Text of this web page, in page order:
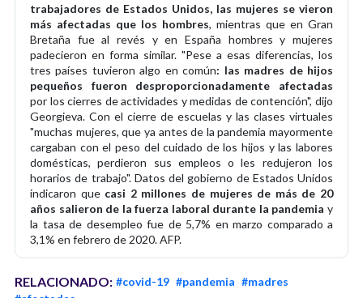
trabajadores de Estados Unidos, las mujeres se vieron
más afectadas que los hombres, mientras que en Gran
Bretaña fue al revés y en España hombres y mujeres
padecieron en forma similar. "Pese a esas diferencias, los
tres países tuvieron algo en común: las madres de hijos
pequeños fueron desproporcionadamente afectadas
por los cierres de actividades y medidas de contención", dijo
Georgieva. Con el cierre de escuelas y las clases virtuales
"muchas mujeres, que ya antes de la pandemia mayormente
cargaban con el peso del cuidado de los hijos y las labores
domésticas, perdieron sus empleos o les redujeron los
horarios de trabajo". Datos del gobierno de Estados Unidos
indicaron quecasi 2 millones de mujeres de más de 20
años salieron de la fuerza laboral durante la pandemia y
la tasa de desempleo fue de 5,7% en marzo comparado a
3,1% en febrero de 2020. AFP.
RELACIONADO: #covid-19 #pandemia #madres